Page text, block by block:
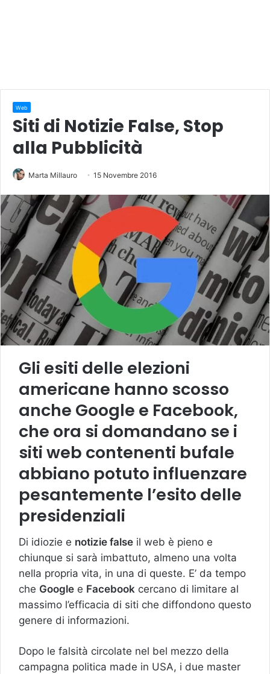
Web
Siti di Notizie False, Stop
alla Pubblicità
Marta Millauro 15 Novembre 2016
Gli esiti delle elezioni
americane hanno scosso
anche Google e Facebook,
che ora si domandano se i
siti web contenenti bufale
abbiano potuto influenzare
pesantemente l’esito delle
presidenziali
Di idiozie e notizie false il web è pieno e
chiunque si sarà imbattuto, almeno una volta
nella propria vita, in una di queste. E’ da tempo
che Google e Facebook cercano di limitare al
massimo l’efficacia di siti che diffondono questo
genere di informazioni.
Dopo le falsità circolate nel bel mezzo della
campagna politica made in USA, i due master